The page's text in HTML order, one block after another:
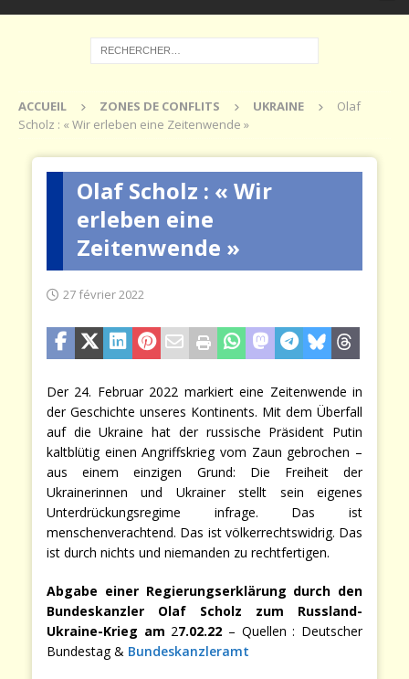
ACCUEIL ZONES DE CONFLITS UKRAINE
Olaf
Scholz : « Wir erleben eine Zeitenwende »
Olaf Scholz : « Wir
erleben eine
Zeitenwende »
27 février 2022
Der 24. Februar 2022 markiert eine Zeitenwende in
der Geschichte unseres Kontinents. Mit dem Überfall
auf die Ukraine hat der russische Präsident Putin
kaltblütig einen Angriffskrieg vom Zaun gebrochen –
aus einem einzigen Grund: Die Freiheit der
Ukrainerinnen und Ukrainer stellt sein eigenes
Unterdrückungsregime infrage. Das ist
menschenverachtend. Das ist völkerrechtswidrig. Das
ist durch nichts und niemanden zu rechtfertigen.
Abgabe einer Regierungserklärung durch den
Bundeskanzler Olaf Scholz zum Russland-
Ukraine-Krieg am 27.02.22 – Quellen : Deutscher
Bundestag & Bundeskanzleramt